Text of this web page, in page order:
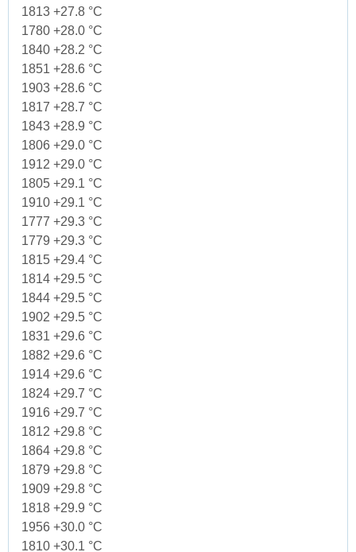
1813 +27.8 °C
1780 +28.0 °C
1840 +28.2 °C
1851 +28.6 °C
1903 +28.6 °C
1817 +28.7 °C
1843 +28.9 °C
1806 +29.0 °C
1912 +29.0 °C
1805 +29.1 °C
1910 +29.1 °C
1777 +29.3 °C
1779 +29.3 °C
1815 +29.4 °C
1814 +29.5 °C
1844 +29.5 °C
1902 +29.5 °C
1831 +29.6 °C
1882 +29.6 °C
1914 +29.6 °C
1824 +29.7 °C
1916 +29.7 °C
1812 +29.8 °C
1864 +29.8 °C
1879 +29.8 °C
1909 +29.8 °C
1818 +29.9 °C
1956 +30.0 °C
1810 +30.1 °C